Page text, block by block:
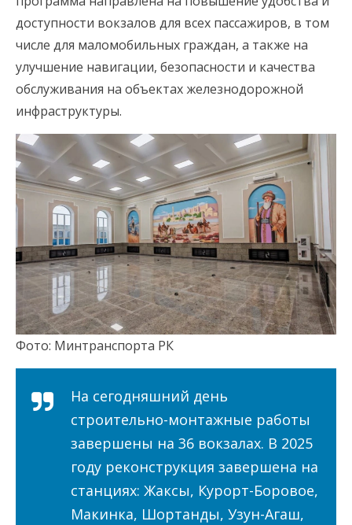
доступности вокзалов для всех пассажиров, в том
числе для маломобильных граждан, а также на
улучшение навигации, безопасности и качества
обслуживания на объектах железнодорожной
инфраструктуры.
Фото: Минтранспорта РК
На сегодняшний день
строительно-монтажные работы
завершены на 36 вокзалах. В 2025
году реконструкция завершена на
станциях: Жаксы, Курорт-Боровое,
Макинка, Шортанды, Узун-Агаш,